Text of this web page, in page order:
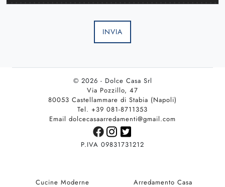
INVIA
© 2026 - Dolce Casa Srl
Via Pozzillo, 47
80053 Castellammare di Stabia (Napoli)
Tel. +39 081-8711353
Email dolcecasaarredamenti@gmail.com
P.IVA 09831731212
Cucine Moderne Arredamento Casa